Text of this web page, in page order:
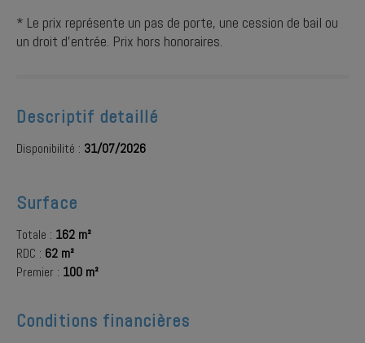
* Le prix représente un pas de porte, une cession de bail ou
un droit d'entrée. Prix hors honoraires.
Descriptif detaillé
Disponibilité : 31/07/2026
Surface
Totale : 162 m²
RDC : 62 m²
Premier : 100 m²
Conditions financières